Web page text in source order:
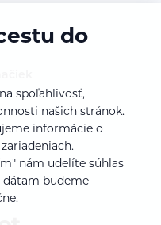
do
spoľahlivosť,
našich stránok.
informácie o
nám udelíte súhlas
dátam budeme